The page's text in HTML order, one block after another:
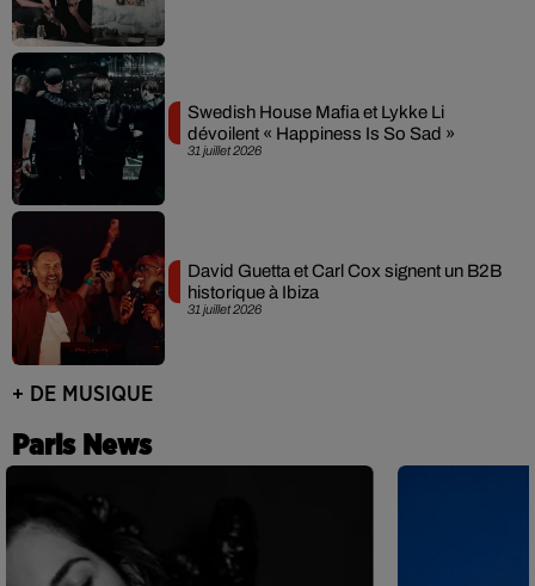
31 juillet 2026
Swedish House Mafia et Lykke Li
dévoilent « Happiness Is So Sad »
31 juillet 2026
David Guetta et Carl Cox signent un B2B
historique à Ibiza
+ DE MUSIQUE
Paris News